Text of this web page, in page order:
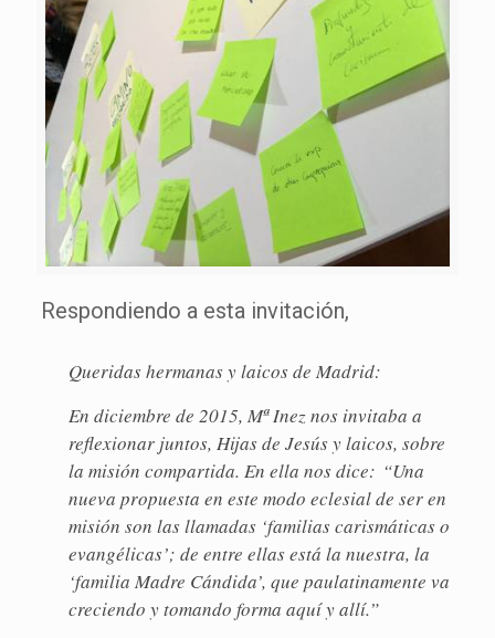
Respondiendo a esta invitación,
Queridas hermanas y laicos de Madrid:
En diciembre de 2015, Mª Inez nos invitaba a
reflexionar juntos, Hijas de Jesús y laicos, sobre
la misión compartida. En ella nos dice: “Una
nueva propuesta en este modo eclesial de ser en
misión son las llamadas ‘familias carismáticas o
evangélicas’; de entre ellas está la nuestra, la
‘familia Madre Cándida’, que paulatinamente va
creciendo y tomando forma aquí y allí.”